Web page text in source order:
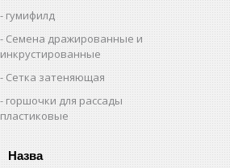
гумифилд
Семена дражированные и
инкрустированные
Сетка затеняющая
горшочки для рассады
пластиковые